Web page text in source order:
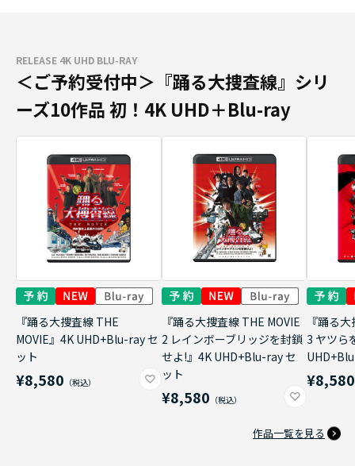
RELEASE 4K UHD BLU-RAY
＜ご予約受付中＞『踊る大捜査線』シリ
ーズ10作品 初！4K UHD＋Blu-ray
『踊る大捜査線 THE
MOVIE』4K UHD+Blu-ray セ
ット
¥8,580
『踊る大捜査線 THE MOVIE
2 レインボーブリッジを封鎖
せよ!』4K UHD+Blu-ray セ
ット
¥8,580
『踊る
3 ヤツら
¥8,580
作品一覧を見る